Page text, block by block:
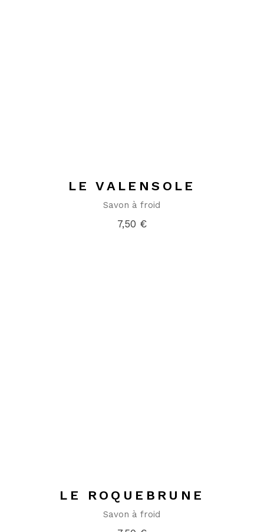
LE VALENSOLE
Savon à froid
7,50 €
LE ROQUEBRUNE
Savon à froid